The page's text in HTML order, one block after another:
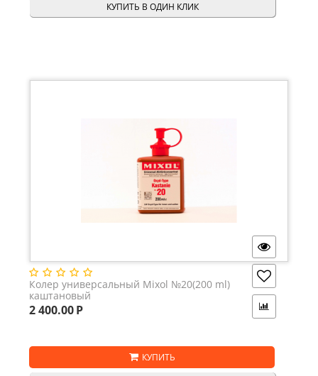
КУПИТЬ В ОДИН КЛИК
Колер универсальный Mixol №20(200 ml)
каштановый
2 400.00Р
КУПИТЬ